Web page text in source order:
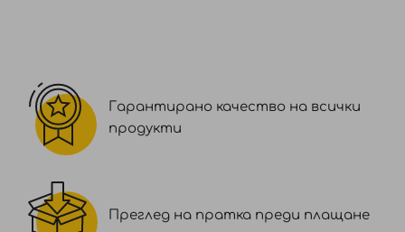
Гарантирано качество на всички
продукти
Преглед на пратка преди плащане